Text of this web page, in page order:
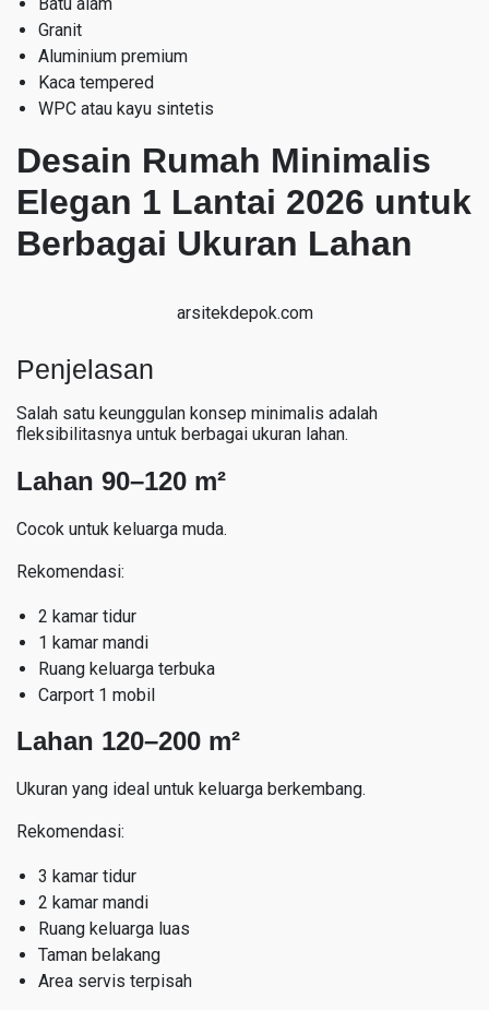
Granit
Aluminium premium
Kaca tempered
WPC atau kayu sintetis
Desain Rumah Minimalis
Elegan 1 Lantai 2026 untuk
Berbagai Ukuran Lahan
arsitekdepok.com
Penjelasan
Salah satu keunggulan konsep minimalis adalah
fleksibilitasnya untuk berbagai ukuran lahan.
Lahan 90–120 m²
Cocok untuk keluarga muda.
Rekomendasi:
2 kamar tidur
1 kamar mandi
Ruang keluarga terbuka
Carport 1 mobil
Lahan 120–200 m²
Ukuran yang ideal untuk keluarga berkembang.
Rekomendasi:
3 kamar tidur
2 kamar mandi
Ruang keluarga luas
Taman belakang
Area servis terpisah